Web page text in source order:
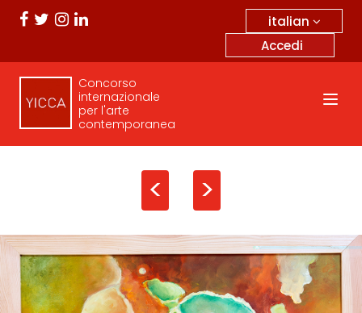
italian
Accedi
Concorso
internazionale
per l'arte
contemporanea
< >